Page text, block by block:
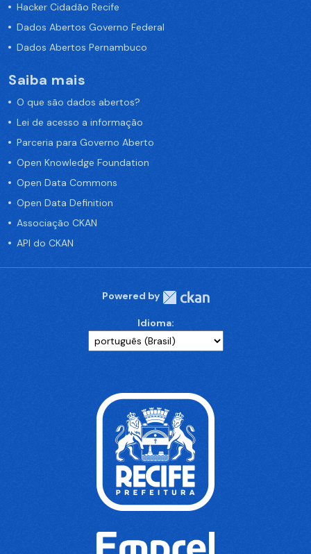
Hacker Cidadão Recife
Dados Abertos Governo Federal
Dados Abertos Pernambuco
Saiba mais
O que são dados abertos?
Lei de acesso a informação
Parceria para Governo Aberto
Open Knowledge Foundation
Open Data Commons
Open Data Definition
Associação CKAN
API do CKAN
Powered by
Idioma